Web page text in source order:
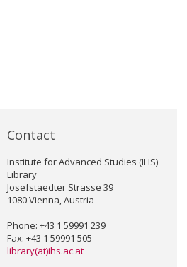
Contact
Institute for Advanced Studies (IHS)
Library
Josefstaedter Strasse 39
1080 Vienna, Austria
Phone: +43 1 59991 239
Fax: +43 1 59991 505
library(at)ihs.ac.at